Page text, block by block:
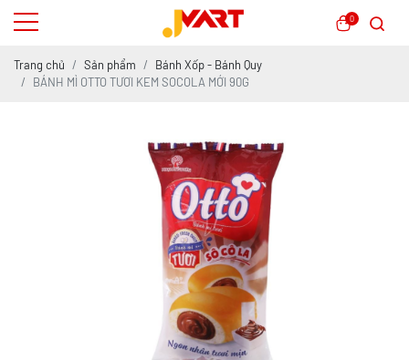
0
Trang chủ Sản phẩm
Bánh Xốp - Bánh Quy
BÁNH MÌ OTTO TƯƠI KEM SOCOLA MỚI 90G